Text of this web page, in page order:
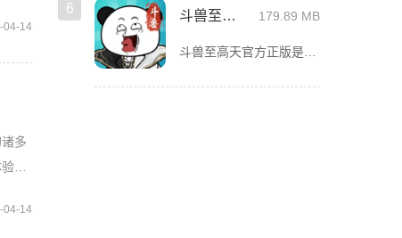
04-14
多
。
04-14
6 斗兽至高天 179.89 MB